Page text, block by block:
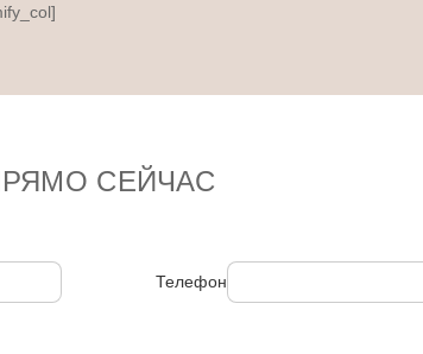
СЕЙЧАС
Телефон